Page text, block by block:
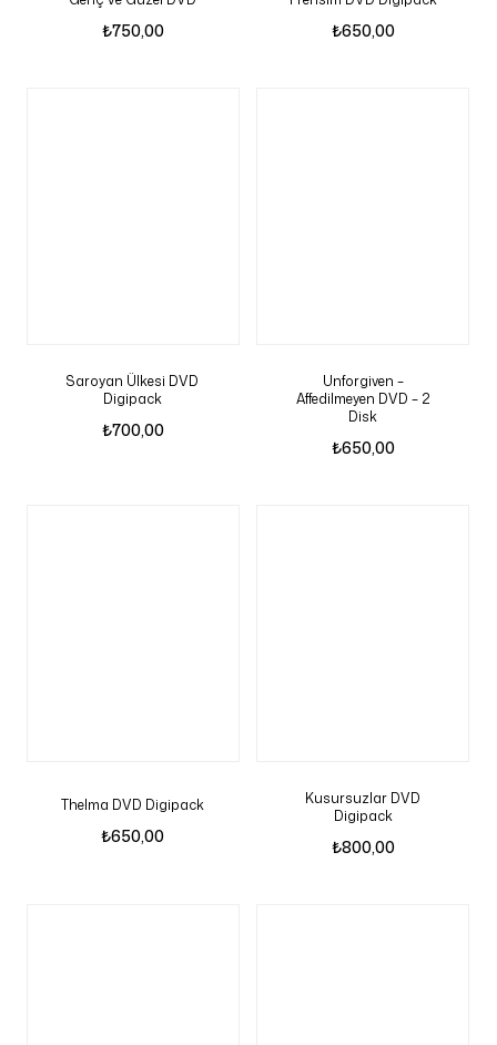
₺750,00 ₺650,00
Saroyan Ülkesi DVD
Digipack
₺700,00
Unforgiven –
Affedilmeyen DVD – 2
Disk
₺650,00
Thelma DVD Digipack
₺650,00
Kusursuzlar DVD
Digipack
₺800,00